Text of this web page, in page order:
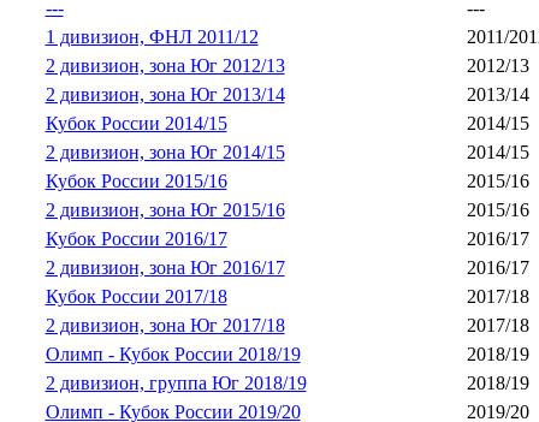
---
---
1 дивизион, ФНЛ 2011/12
2011/
2 дивизион, зона Юг 2012/13
2012/13
2 дивизион, зона Юг 2013/14
2013/14
Кубок России 2014/15
2014/15
2 дивизион, зона Юг 2014/15
2014/15
Кубок России 2015/16
2015/16
2 дивизион, зона Юг 2015/16
2015/16
Кубок России 2016/17
2016/17
2 дивизион, зона Юг 2016/17
2016/17
Кубок России 2017/18
2017/18
2 дивизион, зона Юг 2017/18
2017/18
Олимп - Кубок России 2018/19
2018/19
2 дивизион, группа Юг 2018/19
2018/19
Олимп - Кубок России 2019/20
2019/20